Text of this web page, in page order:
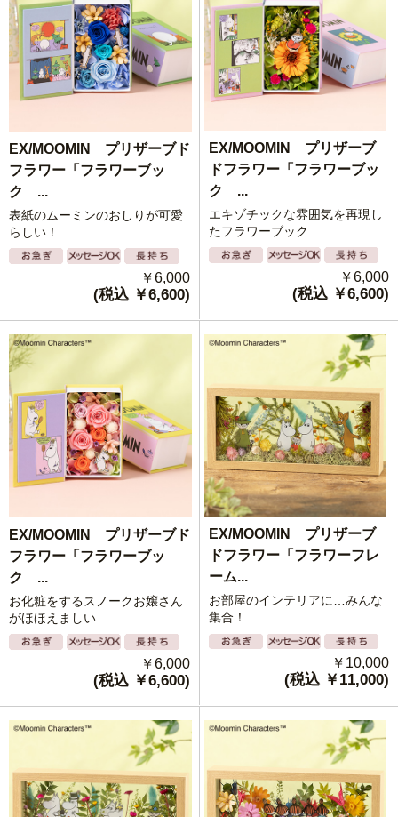
EX/MOOMIN プリザーブド
フラワー「フラワーブッ
ク ...
表紙のムーミンのおしりが可愛
らしい！
￥6,000
(税込 ￥6,600)
EX/MOOMIN プリザーブ
ドフラワー「フラワーブッ
ク ...
エキゾチックな雰囲気を再現し
たフラワーブック
￥6,000
(税込 ￥6,600)
EX/MOOMIN プリザーブド
フラワー「フラワーブッ
ク ...
お化粧をするスノークお嬢さん
がほほえましい
￥6,000
(税込 ￥6,600)
EX/MOOMIN プリザーブ
ドフラワー「フラワーフレ
ーム...
お部屋のインテリアに…みんな
集合！
￥10,000
(税込 ￥11,000)